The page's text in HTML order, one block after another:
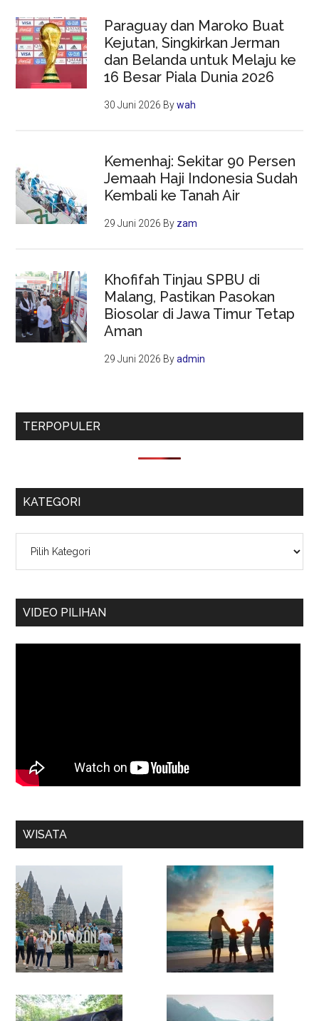
Paraguay dan Maroko Buat
Kejutan, Singkirkan Jerman
dan Belanda untuk Melaju ke
16 Besar Piala Dunia 2026
30 Juni 2026 Bywah
Kemenhaj: Sekitar 90 Persen
Jemaah Haji Indonesia Sudah
Kembali ke Tanah Air
29 Juni 2026 By zam
Khofifah Tinjau SPBU di
Malang, Pastikan Pasokan
Biosolar di Jawa Timur Tetap
Aman
29 Juni 2026 Byadmin
TERPOPULER
KATEGORI
VIDEO PILIHAN
WISATA